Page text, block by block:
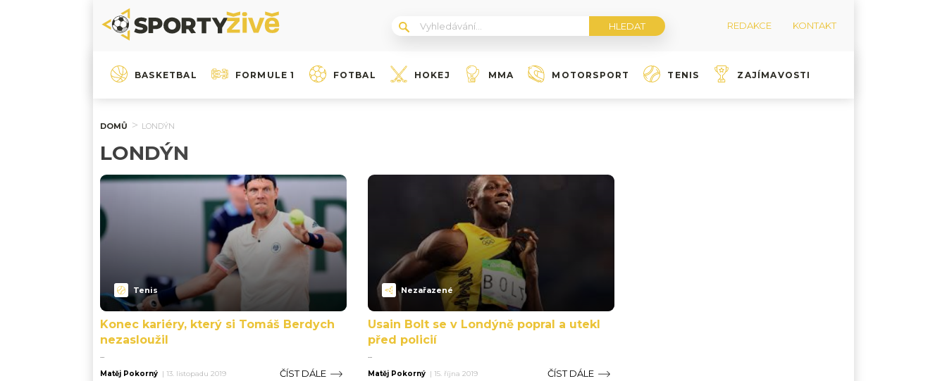
REDAKCE KONTAKT
BASKETBAL FORMULE 1 FOTBAL HOKEJ MMA MOTORSPORT TENIS ZAJÍMAVOSTI
DOMŮ LONDÝN
LONDÝN
Tenis
Konec kariéry, který si Tomáš Berdych
nezasloužil
...
Matěj Pokorný | 13. listopadu 2019 ČÍST DÁLE
Nezařazené
Usain Bolt se v Londýně popral a utekl
před policií
...
Matěj Pokorný | 15. října 2019 ČÍST DÁLE